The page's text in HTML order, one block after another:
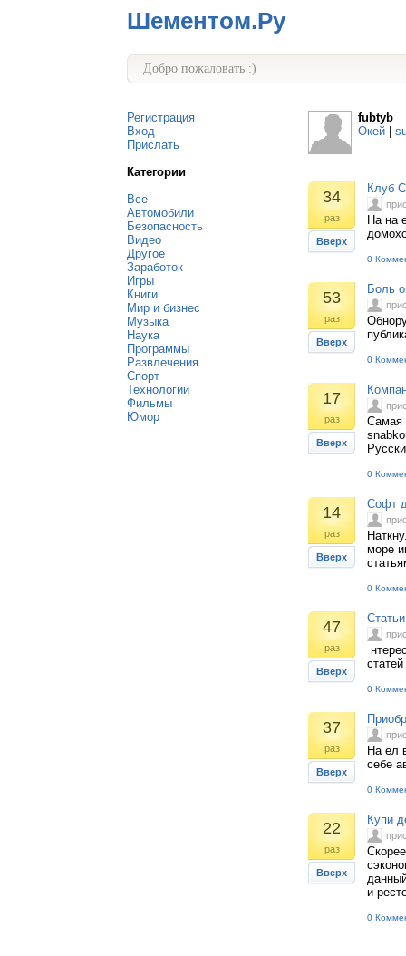
Шементом.Ру
Добро пожаловать :)
Регистрация
Вход
Прислать
Категории
Все
Автомобили
Безопасность
Видео
Другое
Заработок
Игры
Книги
Мир и бизнес
Музыка
Наука
Программы
Развлечения
Спорт
Технологии
Фильмы
Юмор
fubtyb
Окей
34
раз
Вверх
Клуб
На на
0
53
раз
Вверх
Боль
0
17
раз
Вверх
Самая
0
14
раз
Вверх
Софт
море
0
47
раз
Вверх
0
37
раз
Вверх
На ел
себе
0
22
раз
Вверх
Купи
и
0